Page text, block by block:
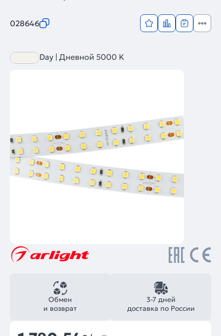
028646
Day | Дневной 5000 K
3-7 дней
доставка по России
Обмен
и возврат